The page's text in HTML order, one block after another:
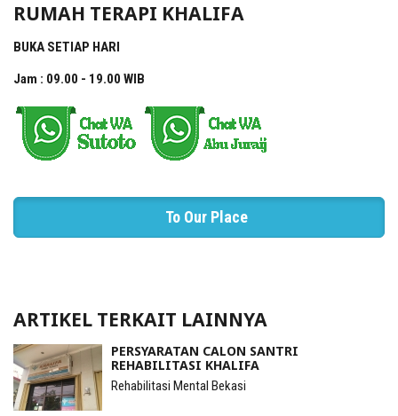
RUMAH TERAPI KHALIFA
BUKA SETIAP HARI
Jam : 09.00 - 19.00 WIB
To Our Place
ARTIKEL TERKAIT LAINNYA
PERSYARATAN CALON SANTRI
REHABILITASI KHALIFA
Rehabilitasi Mental Bekasi